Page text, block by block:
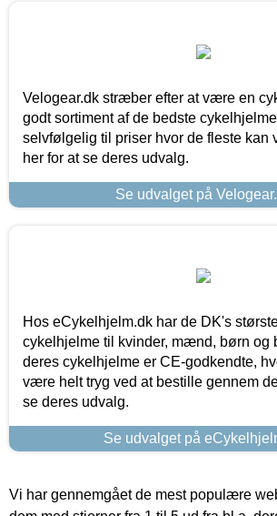
Velogear.dk stræber efter at være en
godt sortiment af de bedste
selvfølgelig til priser hvor de fleste kan
her for at se deres udvalg.
Se udvalget på
Hos eCykelhjelm.dk har de DK's
cykelhjelme til kvinder, mænd, børn og
deres cykelhjelme er CE-godkendte,
være helt tryg ved at bestille gennem
se deres udvalg.
Se udvalget på
Vi har gennemgået de mest populære